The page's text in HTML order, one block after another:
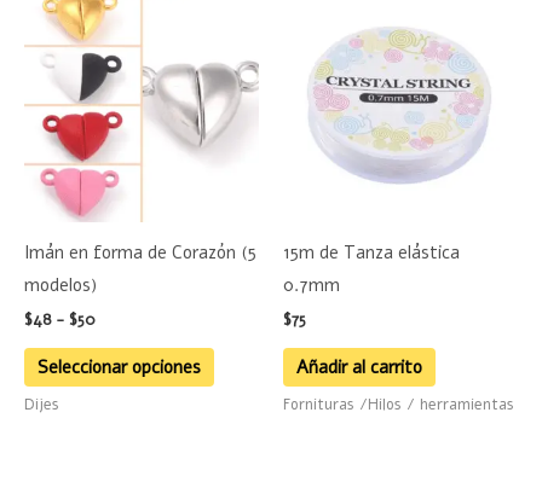
Imán en forma de Corazón (5
modelos)
$48 - $50
de
precios:
desde
$48
hasta
$50
Seleccionar opciones
tiene
múltiples
variantes.
pueden
página
Dijes
15m de Tanza elástica
0.7mm
$75
Añadir al carrito
Fornituras /Hilos / herramientas